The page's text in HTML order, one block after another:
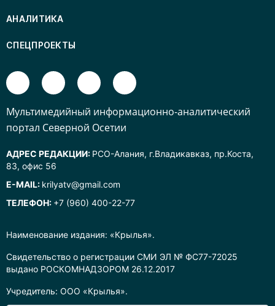
Наименование издания: «Крылья».
Свидетельство о регистрации СМИ ЭЛ № ФС77-72025
выдано РОСКОМНАДЗОРОМ 26.12.2017
Учредитель: ООО «Крылья».
АНАЛИТИКА
СПЕЦПРОЕКТЫ
Mультимедийный информационно-аналитический
портал Северной Осетии
АДРЕС РЕДАКЦИИ: РСО-Алания, г.Владикавказ, пр.Коста,
83, офис 56
E-MAIL: krilyatv@gmail.com
ТЕЛЕФОН: +7 (960) 400-22-77